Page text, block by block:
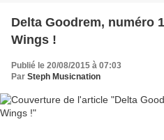
Delta Goodrem, numéro
Wings !
Publié le 20/08/2015 à 07:03
Par Steph Musicnation